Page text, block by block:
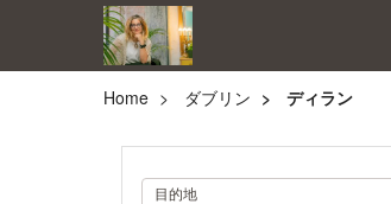
Home ダブリン ディラン
. 目的地